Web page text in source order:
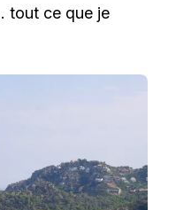
tout ce que je